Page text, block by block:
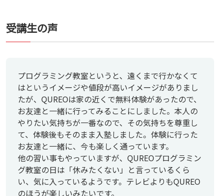
受講生の声
プログラミング教室というと、遠くまで行かなくて
はというイメージや値段が高いイメージがありまし
たが、QUREOは家の近くで無料体験があったので、
お友達と一緒に行ってみることにしました。本人の
やりたい気持ちが一番なので、その気持ちを尊重し
て、体験後もそのまま入塾しました。体験に行った
お友達と一緒に、今も楽しく通っています。
他の習い事もやっていますが、QUREOプログラミン
グ教室の日は「休みたくない」と言っているくら
い、気に入っているようです。テレビよりもQUREO
のほうが楽しいみたいです。